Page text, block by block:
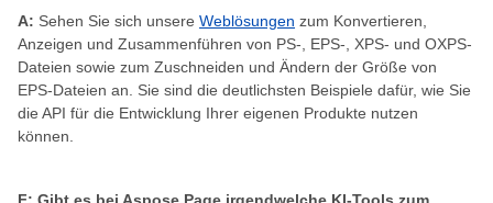
A: Sehen Sie sich unsere Weblösungen zum Konvertieren,
Anzeigen und Zusammenführen von PS-, EPS-, XPS- und OXPS-
Dateien sowie zum Zuschneiden und Ändern der Größe von
EPS-Dateien an. Sie sind die deutlichsten Beispiele dafür, wie Sie
die API für die Entwicklung Ihrer eigenen Produkte nutzen
können.